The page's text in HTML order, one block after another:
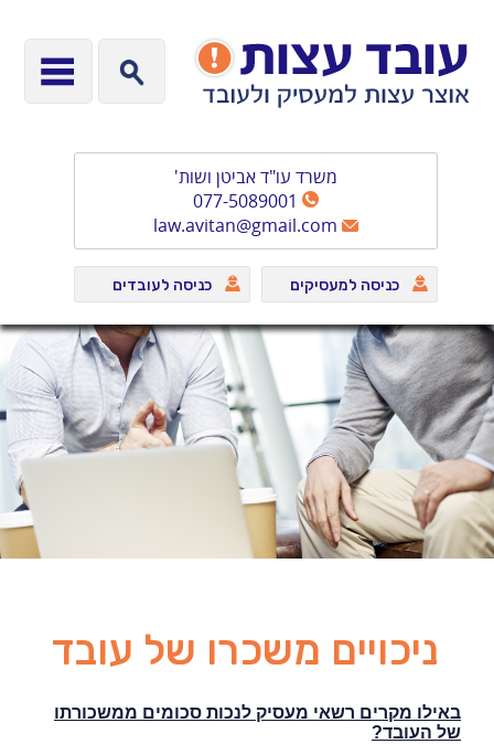
משרד עו"ד אביטן ושות'
077-5089001
law.avitan@gmail.com
כניסה למעסיקים כניסה לעובדים
ניכויים משכרו של עובד
באילו מקרים רשאי מעסיק לנכות סכומים ממשכורתו
של העובד?